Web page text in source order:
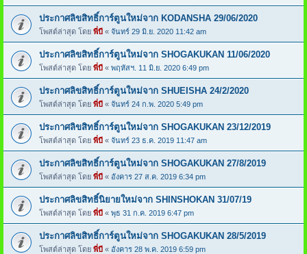
ประกาศลิขสิทธิ์การ์ตูนใหม่จาก KODANSHA 29/06/2020
โพสต์ล่าสุด โดย พี่บี « จันทร์ 29 มิ.ย. 2020 11:42 am
ประกาศลิขสิทธิ์การ์ตูนใหม่จาก SHOGAKUKAN 11/06/2020
โพสต์ล่าสุด โดย พี่บี « พฤหัสฯ. 11 มิ.ย. 2020 6:49 pm
ประกาศลิขสิทธิ์การ์ตูนใหม่จาก SHUEISHA 24/2/2020
โพสต์ล่าสุด โดย พี่บี « จันทร์ 24 ก.พ. 2020 5:49 pm
ประกาศลิขสิทธิ์การ์ตูนใหม่จาก SHOGAKUKAN 23/12/2019
โพสต์ล่าสุด โดย พี่บี « จันทร์ 23 ธ.ค. 2019 11:47 am
ประกาศลิขสิทธิ์การ์ตูนใหม่จาก SHOGAKUKAN 27/8/2019
โพสต์ล่าสุด โดย พี่บี « อังคาร 27 ส.ค. 2019 6:34 pm
ประกาศลิขสิทธิ์นิยายใหม่จาก SHINSHOKAN 31/07/19
โพสต์ล่าสุด โดย พี่บี « พุธ 31 ก.ค. 2019 6:47 pm
ประกาศลิขสิทธิ์การ์ตูนใหม่จาก SHOGAKUKAN 28/5/2019
โพสต์ล่าสุด โดย พี่บี « อังคาร 28 พ.ค. 2019 6:59 pm